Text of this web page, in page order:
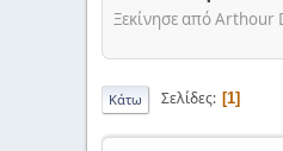
Ξεκίνησε από
Κάτω Σελίδες 1